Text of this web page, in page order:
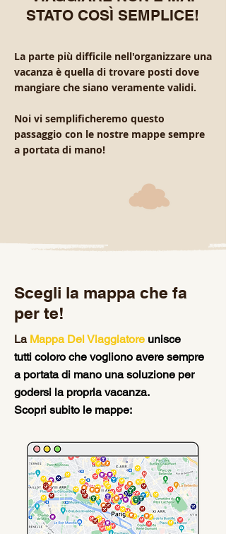
La parte più difficile nell'organizzare una
vacanza è quella di trovare posti dove
mangiare che siano veramente validi.
Noi vi semplificheremo questo
passaggio con le nostre mappe sempre
a portata di mano!
STATO COSÌ SEMPLICE!
Scegli la mappa che fa
per te!
La Mappa Del Viaggiatore unisce
tutti coloro che vogliono avere sempre
a portata di mano una soluzione per
godersi la propria vacanza.
Scopri subito le mappe: